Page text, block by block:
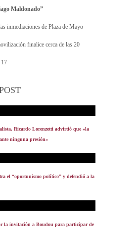
Maldonado”
inmediaciones de Plaza de Mayo
finalice cerca de las 20
17
Ricardo Lorenzetti advirtió que «la
ninguna presión»
el “oportunismo político” y defendió a la
la invitación a Boudou para participar de